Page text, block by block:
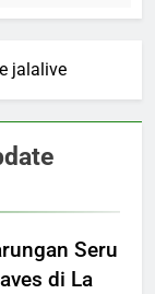
jalalive
Seru
di La